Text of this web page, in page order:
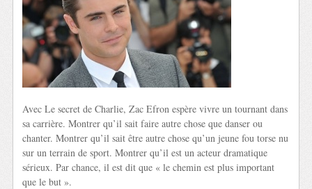
Avec Le secret de Charlie, Zac Efron espère vivre un tournant dans
sa carrière. Montrer qu’il sait faire autre chose que danser ou
chanter. Montrer qu’il sait être autre chose qu’un jeune fou torse nu
sur un terrain de sport. Montrer qu’il est un acteur dramatique
sérieux. Par chance, il est dit que « le chemin est plus important
que le but ».